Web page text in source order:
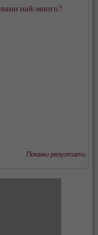
най-много?
Покажи резултати